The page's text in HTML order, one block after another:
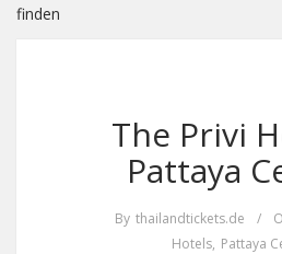
finden
The Privi
Pattaya
By thailandtickets.de /
Hotels, Pattaya